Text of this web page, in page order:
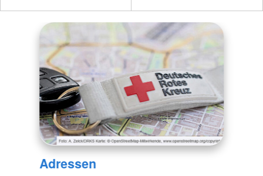
Adressen